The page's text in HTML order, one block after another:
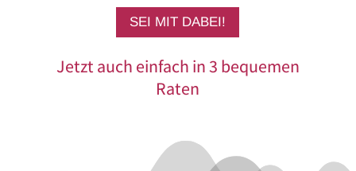
SEI MIT DABEI!
Jetzt auch einfach in 3 bequemen
Raten